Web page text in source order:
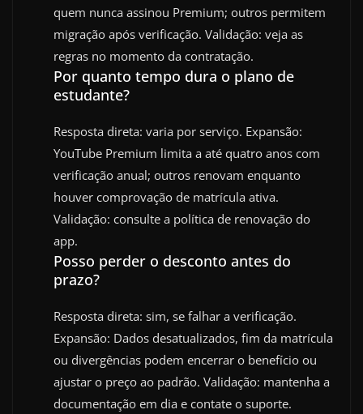
quem nunca assinou Premium; outros permitem
migração após verificação. Validação: veja as
regras no momento da contratação.
Por quanto tempo dura o plano de
estudante?
Resposta direta: varia por serviço. Expansão:
YouTube Premium limita a até quatro anos com
verificação anual; outros renovam enquanto
houver comprovação de matrícula ativa.
Validação: consulte a política de renovação do
app.
Posso perder o desconto antes do
prazo?
Resposta direta: sim, se falhar a verificação.
Expansão: Dados desatualizados, fim da matrícula
ou divergências podem encerrar o benefício ou
ajustar o preço ao padrão. Validação: mantenha a
documentação em dia e contate o suporte.